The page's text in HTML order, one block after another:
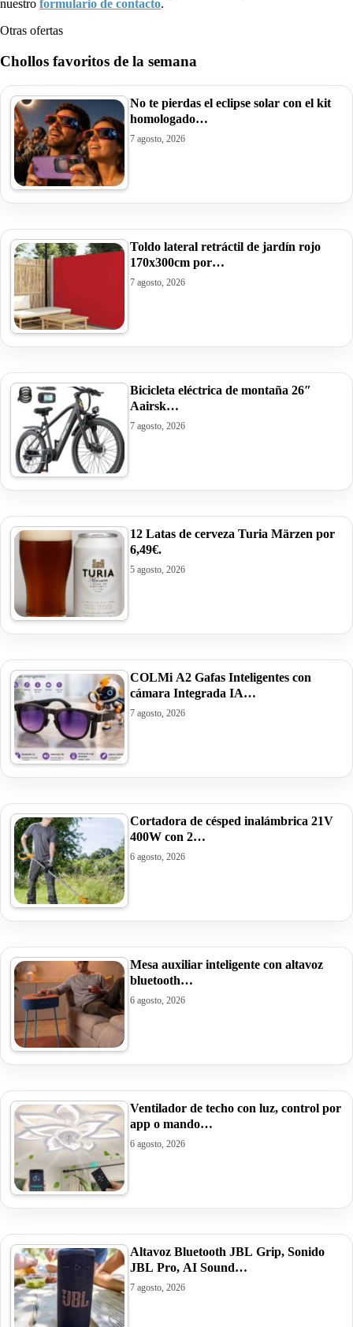
nuestro formulario de contacto.
Otras ofertas
Chollos favoritos de la semana
No te pierdas el eclipse solar con el kit
homologado…
7 agosto, 2026
Toldo lateral retráctil de jardín rojo
170x300cm por…
7 agosto, 2026
Bicicleta eléctrica de montaña 26″
Aairsk…
7 agosto, 2026
12 Latas de cerveza Turia Märzen por
6,49€.
5 agosto, 2026
COLMi A2 Gafas Inteligentes con
cámara Integrada IA…
7 agosto, 2026
Cortadora de césped inalámbrica 21V
400W con 2…
6 agosto, 2026
Mesa auxiliar inteligente con altavoz
bluetooth…
6 agosto, 2026
Ventilador de techo con luz, control por
app o mando…
6 agosto, 2026
Altavoz Bluetooth JBL Grip, Sonido
JBL Pro, AI Sound…
7 agosto, 2026